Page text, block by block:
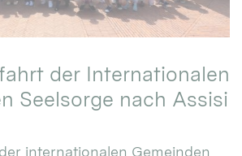
der Internationalen
Seelsorge nach Assisi
internationalen Gemeinden